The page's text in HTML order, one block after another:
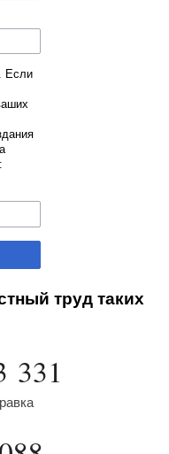
Если
труд таких
331